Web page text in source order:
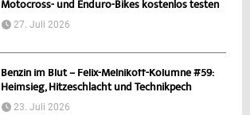
Motocross- und Enduro-Bikes kostenlos testen
27. Juli 2026
Benzin im Blut – Felix-Melnikoff-Kolumne #59:
Heimsieg, Hitzeschlacht und Technikpech
23. Juli 2026